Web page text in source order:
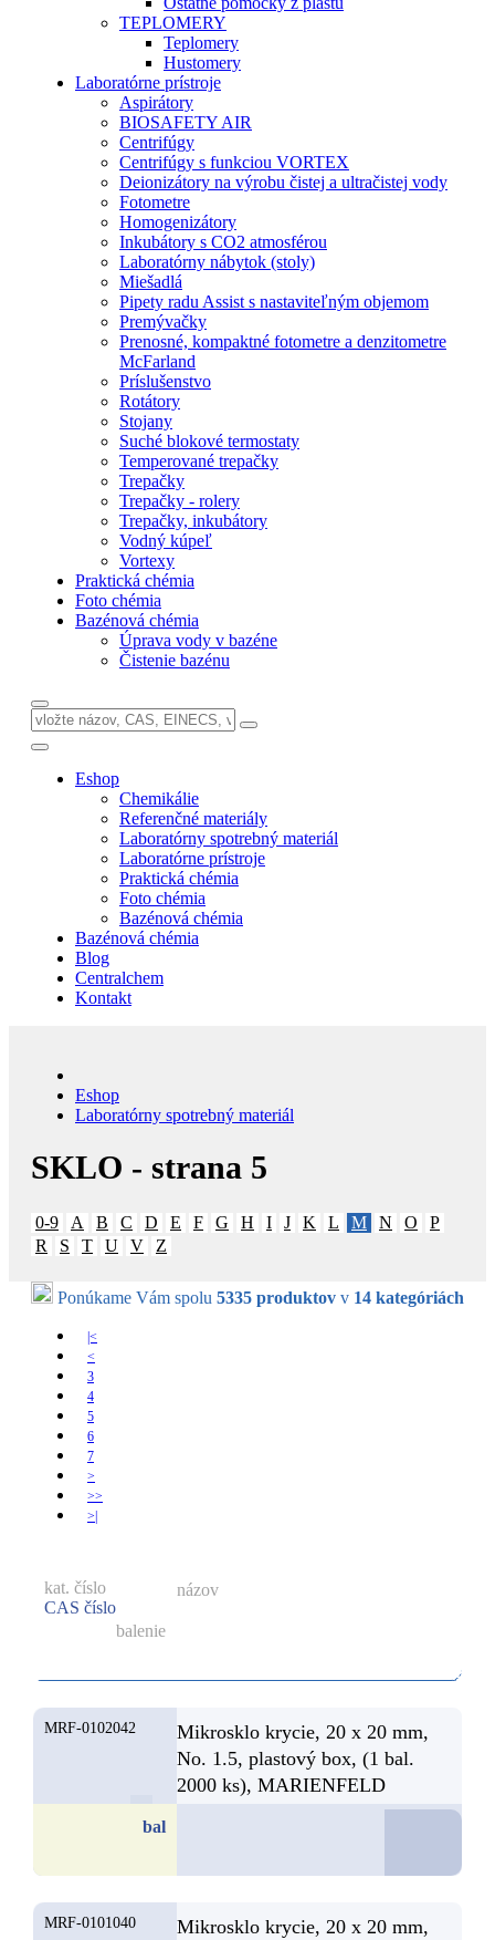
TEPLOMERY
Teplomery
Hustomery
Laboratórne prístroje
Aspirátory
BIOSAFETY AIR
Centrifúgy
Centrifúgy s funkciou VORTEX
Deionizátory na výrobu čistej a ultračistej vody
Fotometre
Homogenizátory
Inkubátory s CO2 atmosférou
Laboratórny nábytok (stoly)
Miešadlá
Pipety radu Assist s nastaviteľným objemom
Premývačky
Prenosné, kompaktné fotometre a denzitometre
McFarland
Príslušenstvo
Rotátory
Stojany
Suché blokové termostaty
Temperované trepačky
Trepačky
Trepačky - rolery
Trepačky, inkubátory
Vodný kúpeľ
Vortexy
Praktická chémia
Foto chémia
Bazénová chémia
Úprava vody v bazéne
Čistenie bazénu
Eshop
Chemikálie
Referenčné materiály
Laboratórny spotrebný materiál
Laboratórne prístroje
Praktická chémia
Foto chémia
Bazénová chémia
Bazénová chémia
Blog
Centralchem
Kontakt
Eshop
Laboratórny spotrebný materiál
SKLO - strana 5
0-9 A B C D E F G H I J K L M N O
P
R
S T U V Z
Ponúkame Vám spolu 5335 produktov v 14 kategóriách
|<
<
3
4
5
6
7
>
>>
>|
kat. číslo
CAS číslo
názov
balenie
MRF-0102042
Mikrosklo krycie, 20 x 20 mm,
No. 1.5, plastový box, (1 bal.
2000 ks), MARIENFELD
bal
MRF-0101040
Mikrosklo krycie, 20 x 20 mm,